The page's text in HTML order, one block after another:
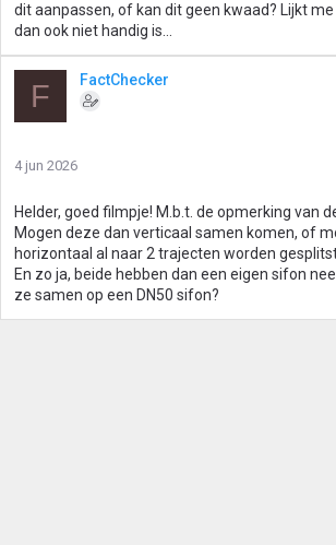
dit aanpassen, of kan dit geen kwaad? Lijkt
dan ook niet handig is...
F FactChecker
4 jun 2026
Helder, goed filmpje! M.b.t. de opmerking van
Mogen deze dan verticaal samen komen, of
horizontaal al naar 2 trajecten worden
En zo ja, beide hebben dan een eigen sifon
ze samen op een DN50 sifon?